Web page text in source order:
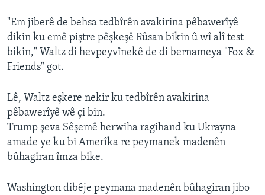
"Em jiberê de behsa tedbîrên avakirina pêbawerîyê
dikin ku emê piştre pêşkeşê Rûsan bikin û wî alî test
bikin," Waltz di hevpeyvînekê de di bernameya "Fox &
Friends" got.
Lê, Waltz eşkere nekir ku tedbîrên avakirina
pêbawerîyê wê çi bin.
Trump şeva Sêşemê herwiha ragihand ku Ukrayna
amade ye ku bi Amerîka re peymanek madenên
bûhagiran îmza bike.
Washington dibêje peymana madenên bûhagiran jibo